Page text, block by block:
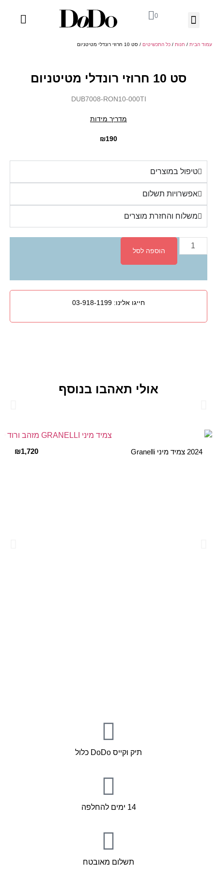
0
עמוד הבית / חנות / כל התכשיטים / סט 10 חרוזי רונדלי מטיטניום
סט 10 חרוזי רונדלי מטיטניום
DUB7008-RON10-000TI
מדריך מידות
₪190
טיפול במוצרים
אפשרויות תשלום
משלוח והחזרת מוצרים
הוספה לסל
חייגו אלינו: 03-918-1199
אולי תאהבו בנוסף
2024 צמיד מיני Granelli ₪1,720
תיק וקייס DoDo כלול
14 ימים להחלפה
תשלום מאובטח